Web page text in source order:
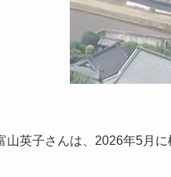
山英子さんは、2026年5月